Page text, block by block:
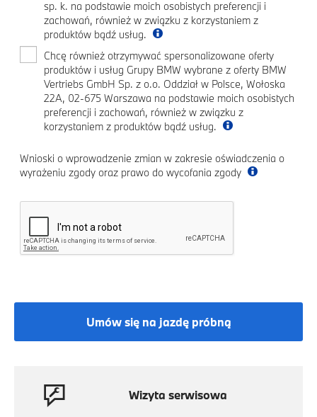
sp. k. na podstawie moich osobistych preferencji i
zachowań, również w związku z korzystaniem z
produktów bądź usług.
Chcę również otrzymywać spersonalizowane oferty
produktów i usług Grupy BMW wybrane z oferty BMW
Vertriebs GmbH Sp. z o.o. Oddział w Polsce, Wołoska
22A, 02-675 Warszawa na podstawie moich osobistych
preferencji i zachowań, również w związku z
korzystaniem z produktów bądź usług.
Wnioski o wprowadzenie zmian w zakresie oświadczenia o
wyrażeniu zgody oraz prawo do wycofania zgody
Umów się na jazdę próbną
Wizyta serwisowa